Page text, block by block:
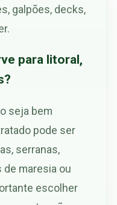
galpões, decks,
para litoral,
seja bem
pode ser
serranas,
de maresia ou
escolher